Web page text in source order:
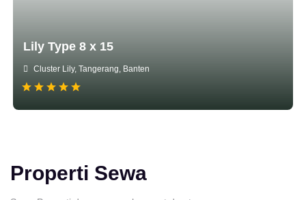
Lily Type 8 x 15
Cluster Lily, Tangerang, Banten
Properti Sewa